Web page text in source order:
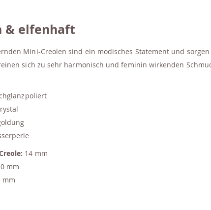
& elfenhaft
Mini-Creolen sind ein modisches Statement und
sich zu sehr harmonisch und feminin wirkenden
14 mm
mm
mm